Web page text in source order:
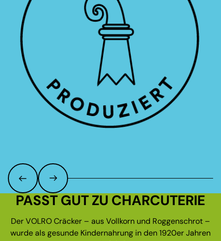
PASST GUT ZU CHARCUTERIE
Der VOLRO Cräcker – aus Vollkorn und Roggenschrot –
wurde als gesunde Kindernahrung in den 1920er Jahren